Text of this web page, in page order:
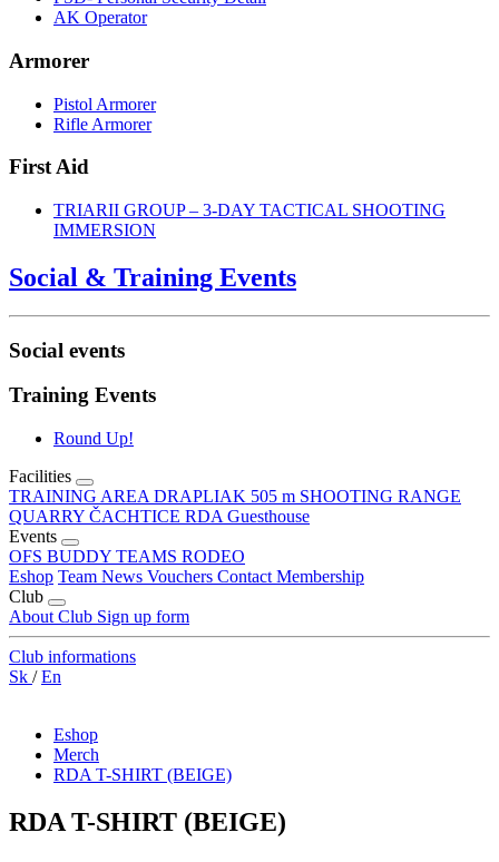
AK Operator
Armorer
Pistol Armorer
Rifle Armorer
First Aid
TRIARII GROUP – 3-DAY TACTICAL SHOOTING
IMMERSION
Social & Training Events
Social events
Training Events
Round Up!
Facilities
TRAINING AREA DRAPLIAK 505 m SHOOTING RANGE
QUARRY ČACHTICE RDA Guesthouse
Events
OFS BUDDY TEAMS RODEO
Eshop Team News Vouchers Contact Membership
Club
About Club Sign up form
Club informations
Sk /En
Eshop
Merch
RDA T-SHIRT (BEIGE)
RDA T-SHIRT (BEIGE)